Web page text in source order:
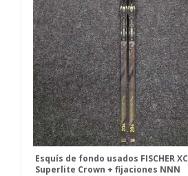
Esquís de fondo usados FISCHER XC
Superlite Crown + fijaciones NNN